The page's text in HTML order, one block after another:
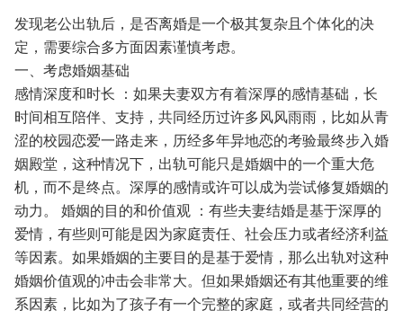
发现老公出轨后，是否离婚是一个极其复杂且个体化的决
定，需要综合多方面因素谨慎考虑。
一、考虑婚姻基础
感情深度和时长 ：如果夫妻双方有着深厚的感情基础，长
时间相互陪伴、支持，共同经历过许多风风雨雨，比如从青
涩的校园恋爱一路走来，历经多年异地恋的考验最终步入婚
姻殿堂，这种情况下，出轨可能只是婚姻中的一个重大危
机，而不是终点。深厚的感情或许可以成为尝试修复婚姻的
动力。
婚姻的目的和价值观：有些夫妻结婚是基于深厚的
爱情，有些则可能是因为家庭责任、社会压力或者经济利益
等因素。如果婚姻的主要目的是基于爱情，那么出轨对这种
婚姻价值观的冲击会非常大。但如果婚姻还有其他重要的维
系因素，比如为了孩子有一个完整的家庭，或者共同经营的